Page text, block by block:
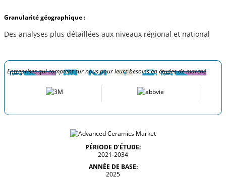
Granularité géographique :
Des analyses plus détaillées aux niveaux régional et national
Entreprises qui comptent sur nous pour leurs besoins en études de marché
PÉRIODE D’ÉTUDE:
2021-2034
ANNÉE DE BASE:
2025